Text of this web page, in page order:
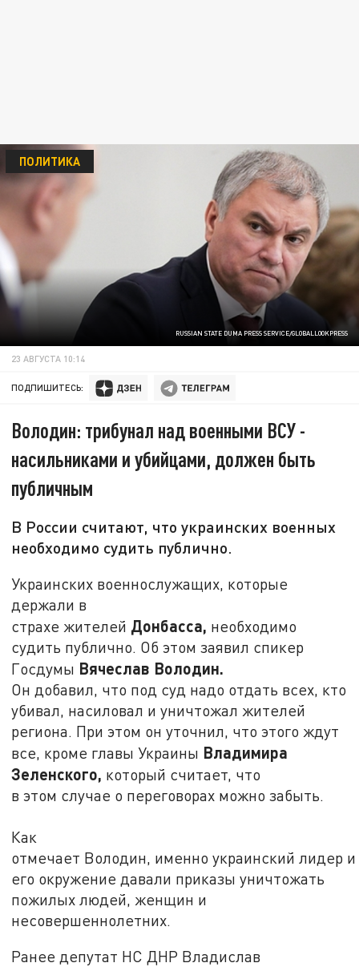
RUSSIAN STATE DUMA PRESS SERVICE/GLOBALLOOKPRESS
ПОЛИТИКА
23 АВГУСТА 10:14
ПОДПИШИТЕСЬ:
Володин: трибунал над военными ВСУ -
насильниками и убийцами, должен быть
публичным
В России считают, что украинских военных
необходимо судить публично.
Украинских военнослужащих, которые
держали в
страхе жителей Донбасса, необходимо
судить публично. Об этом заявил спикер
Госдумы Вячеслав Володин.
Он добавил, что под суд надо отдать всех, кто
убивал, насиловал и уничтожал жителей
региона. При этом он уточнил, что этого ждут
все, кроме главы Украины Владимира
Зеленского, который считает, что
в этом случае о переговорах можно забыть.
Как
отмечает Володин, именно украинский лидер и
его окружение давали приказы уничтожать
пожилых людей, женщин и
несовершеннолетних.
Ранее депутат НС ДНР Владислав